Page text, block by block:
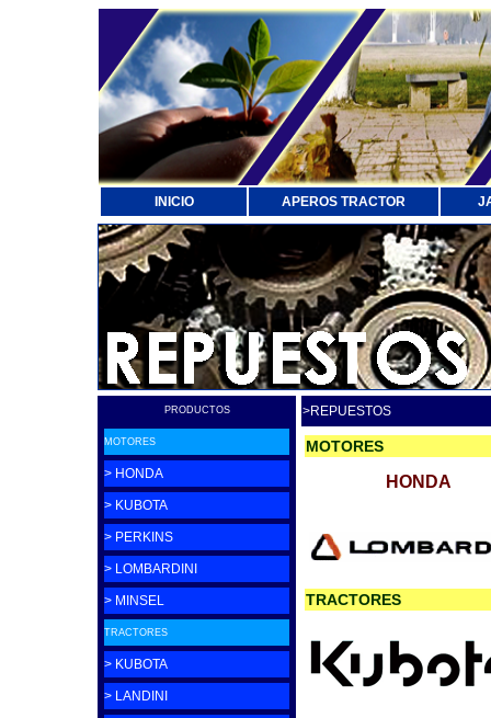
INICIO APEROS TRACTOR
PRODUCTOS
MOTORES
> HONDA
> KUBOTA
> PERKINS
> LOMBARDINI
> MINSEL
TRACTORES
> KUBOTA
> LANDINI
>REPUESTOS
MOTORES
HONDA
TRACTORES